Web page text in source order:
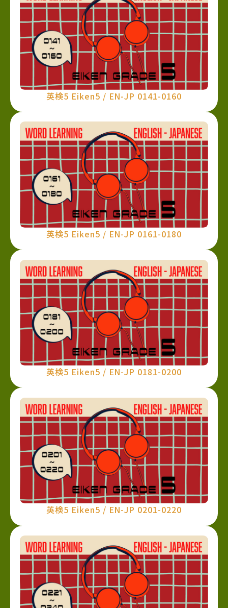
英検5 Eiken5 / EN-JP 0141-0160
英検5 Eiken5 / EN-JP 0161-0180
英検5 Eiken5 / EN-JP 0181-0200
英検5 Eiken5 / EN-JP 0201-0220